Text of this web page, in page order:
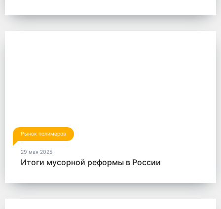
Рынок полимеров
29 мая 2025
Итоги мусорной реформы в России